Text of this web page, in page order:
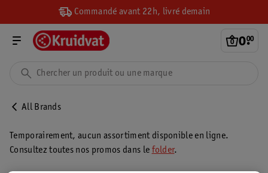
Commandé avant 22h, livré demain
0.
00
All Brands
Temporairement, aucun assortiment disponible en ligne.
Consultez toutes nos promos dans le folder.